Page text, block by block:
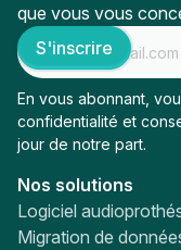
que vous vous
En vous abonnant,
confidentialité et
jour de notre part.
Nos solutions
Logiciel
Migration de